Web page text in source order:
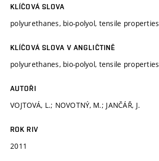
KLÍČOVÁ SLOVA
polyurethanes, bio-polyol, tensile properties
KLÍČOVÁ SLOVA V ANGLIČTINĚ
polyurethanes, bio-polyol, tensile properties
AUTOŘI
VOJTOVÁ, L.; NOVOTNÝ, M.; JANČÁŘ, J.
ROK RIV
2011